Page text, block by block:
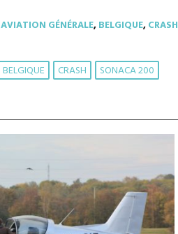
AVIATION GÉNÉRALE,BELGIQUE,CRASH
BELGIQUE CRASH
SONACA 200